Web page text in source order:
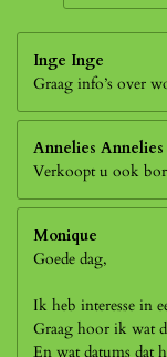
Inge Inge
Graag info’s over
Annelies
Verkoopt u ook
Monique
Goede dag,
Ik heb interesse in
Graag hoor ik wat
En wat datums dat